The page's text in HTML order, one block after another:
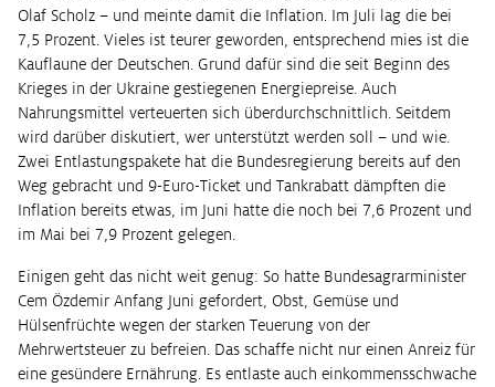
Olaf Scholz – und meinte damit die Inflation. Im Juli lag die bei
7,5 Prozent. Vieles ist teurer geworden, entsprechend mies ist die
Kauflaune der Deutschen. Grund dafür sind die seit Beginn des
Krieges in der Ukraine gestiegenen Energiepreise. Auch
Nahrungsmittel verteuerten sich überdurchschnittlich. Seitdem
wird darüber diskutiert, wer unterstützt werden soll – und wie.
Zwei Entlastungspakete hat die Bundesregierung bereits auf den
Weg gebracht und 9-Euro-Ticket und Tankrabatt dämpften die
Inflation bereits etwas, im Juni hatte die noch bei 7,6 Prozent und
im Mai bei 7,9 Prozent gelegen.
Einigen geht das nicht weit genug: So hatte Bundesagrarminister
Cem Özdemir Anfang Juni gefordert, Obst, Gemüse und
Hülsenfrüchte wegen der starken Teuerung von der
Mehrwertsteuer zu befreien. Das schaffe nicht nur einen Anreiz für
eine gesündere Ernährung. Es entlaste auch einkommensschwache